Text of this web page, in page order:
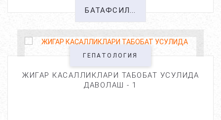
БАТАФСИЛ...
ГЕПАТОЛОГИЯ
ЖИГАР КАСАЛЛИКЛАРИ ТАБОБАТ УСУЛИДА
ДАВОЛАШ - 1